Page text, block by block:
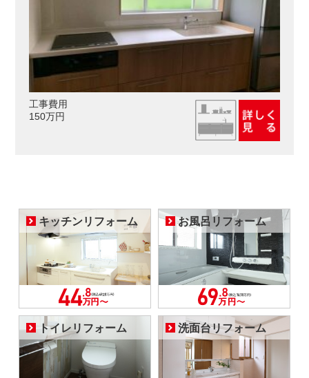
工事費用
150万円
キッチンリフォーム お風呂リフォーム
トイレリフォーム 洗面台リフォーム